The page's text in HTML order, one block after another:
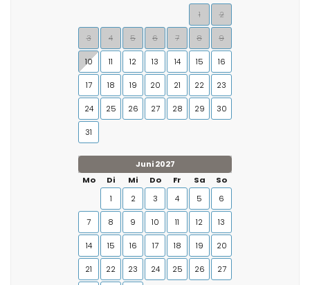
1
2
3 4 5 6 7 8 9
10 11 12 13 14 15 16
17 18 19 20 21 22 23
24 25 26 27 28 29 30
31
Juni 2027
Mo
Di Mi Do Fr Sa
So
1
2 3 4 5 6
7 8 9 10 11 12 13
14 15 16 17 18 19 20
21 22 23 24 25 26 27